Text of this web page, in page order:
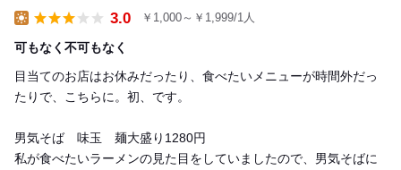
3.0 ￥1,000～￥1,999/1人
可もなく不可もなく
目当てのお店はお休みだったり、食べたいメニューが時間外だっ
たりで、こちらに。初、です。
男気そば 味玉 麺大盛り1280円
私が食べたいラーメンの見た目をしていましたので、男気そばに